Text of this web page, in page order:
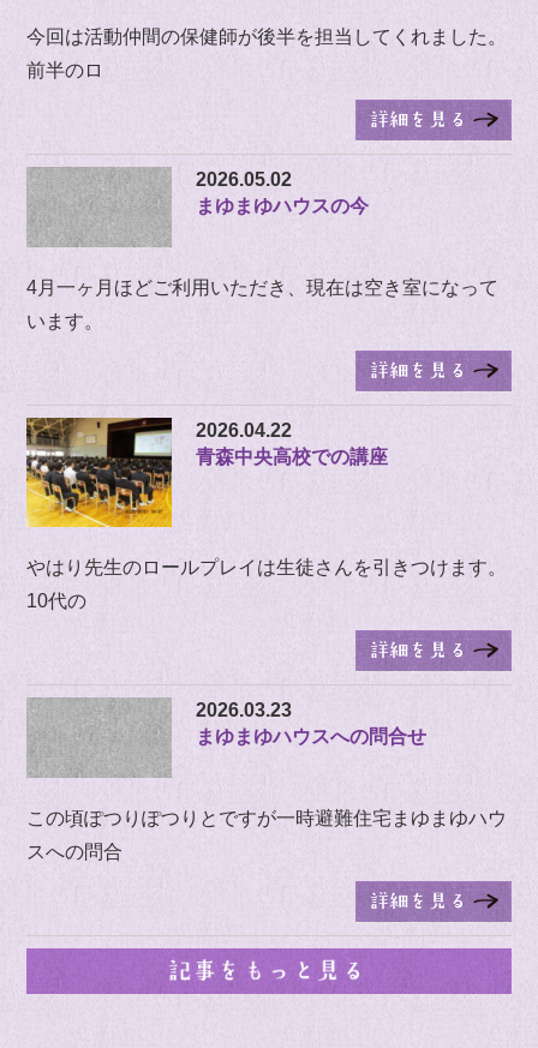
今回は活動仲間の保健師が後半を担当してくれました。
前半のロ
2026.05.02
まゆまゆハウスの今
4月一ヶ月ほどご利用いただき、現在は空き室になって
います。
2026.04.22
青森中央高校での講座
やはり先生のロールプレイは生徒さんを引きつけます。
10代の
2026.03.23
まゆまゆハウスへの問合せ
この頃ぽつりぽつりとですが一時避難住宅まゆまゆハウ
スへの問合